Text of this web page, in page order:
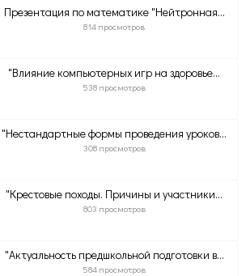
Презентация по математике "Нейтронная...
814 просмотров
"Влияние компьютерных игр на здоровье...
538 просмотров
"Нестандартные формы проведения уроков...
308 просмотров
"Крестовые походы. Причины и участники...
803 просмотров
"Актуальность предшкольной подготовки в...
584 просмотров